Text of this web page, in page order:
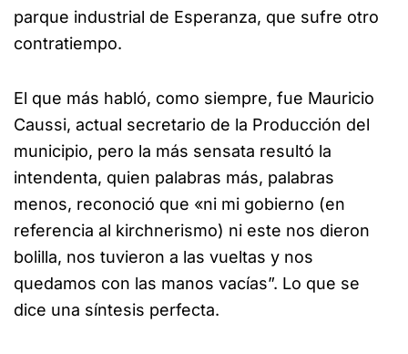
parque industrial de Esperanza, que sufre otro
contratiempo.
El que más habló, como siempre, fue Mauricio
Caussi, actual secretario de la Producción del
municipio, pero la más sensata resultó la
intendenta, quien palabras más, palabras
menos, reconoció que «ni mi gobierno (en
referencia al kirchnerismo) ni este nos dieron
bolilla, nos tuvieron a las vueltas y nos
quedamos con las manos vacías”. Lo que se
dice una síntesis perfecta.